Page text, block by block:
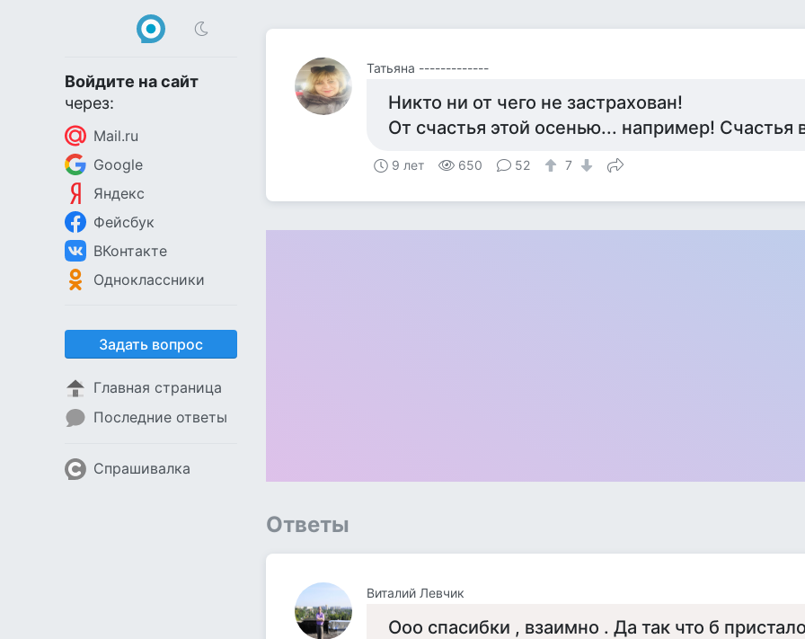
Войдите на сайт
через:
Mail.ru
Google
Яндекс
Фейсбук
ВКонтакте
Одноклассники
Задать вопрос
Главная страница
Последние ответы
Спрашивалка
Татьяна -------------
Никто ни от чего не застрахован!
От счастья этой осенью... например! Счастья
9 лет 650 52 7
Ответы
Виталий Левчик
Ооо спасибки , взаимно . Да так что б